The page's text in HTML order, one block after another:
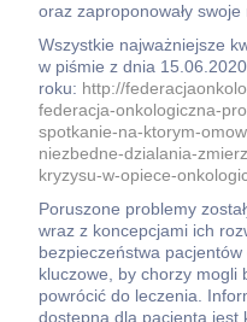
oraz zaproponowały swoje
Wszystkie najważniejsze
w piśmie z dnia 15.06.2020
roku: http://
federacja-onkologiczna-
spotkanie-na-ktorym-
niezbedne-dzialania-
kryzysu-w-opiece-
Poruszone problemy
wraz z koncepcjami ich
bezpieczeństwa
kluczowe, by chorzy mogli
powrócić do leczenia.
dostępna dla pacjenta jest